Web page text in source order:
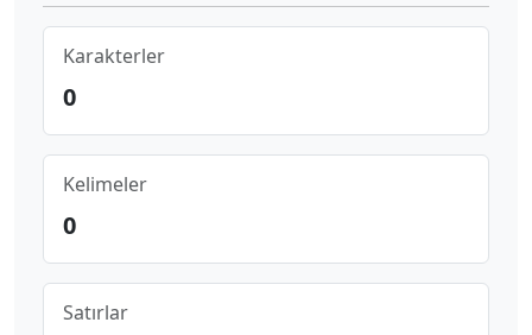
Karakterler
0
Kelimeler
0
Satırlar